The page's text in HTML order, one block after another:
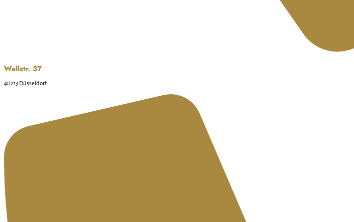
Wallstr. 37
40213 Düsseldorf